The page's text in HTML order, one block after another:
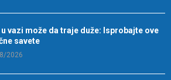
u vazi može da traje duže: Isprobajte ove
savete
2026